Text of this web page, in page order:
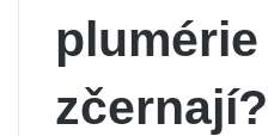
plumérie
zčernají?